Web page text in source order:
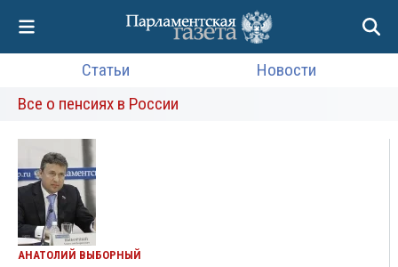
Статьи
Новости
Все о пенсиях в России
АНАТОЛИЙ ВЫБОРНЫЙ